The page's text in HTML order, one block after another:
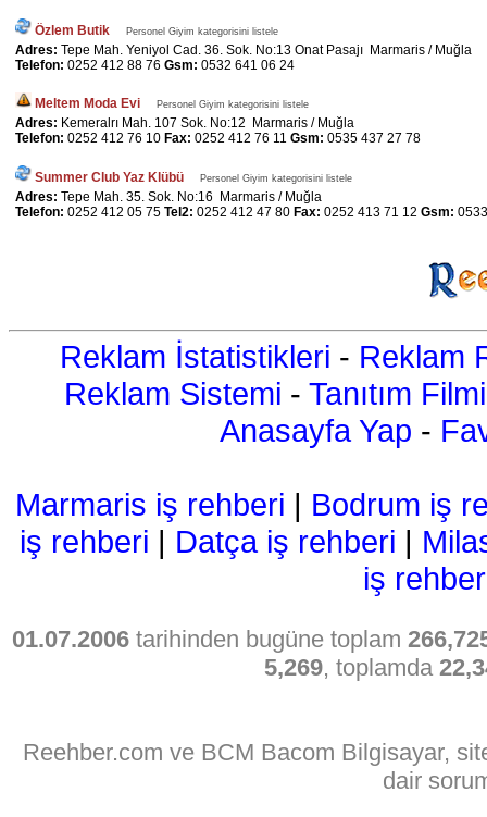
Özlem Butik Personel Giyim kategorisini listele
Adres: Tepe Mah. Yeniyol Cad. 36. Sok. No:13 Onat Pasajı Marmaris / Muğla
Telefon: 0252 412 88 76 Gsm: 0532 641 06 24
Meltem Moda Evi Personel Giyim kategorisini listele
Adres: Kemeralrı Mah. 107 Sok. No:12 Marmaris / Muğla
Telefon: 0252 412 76 10 Fax: 0252 412 76 11 Gsm: 0535 437 27 78
Summer Club Yaz Klübü Personel Giyim kategorisini listele
Adres: Tepe Mah. 35. Sok. No:16 Marmaris / Muğla
Telefon: 0252 412 05 75 Tel2: 0252 412 47 80 Fax: 0252 413 71 12 Gsm:
Reklam İstatistikleri - Reklam
Reklam Sistemi - Tanıtım Filmi
Anasayfa Yap -
Marmaris iş rehberi | Bodrum iş
iş rehberi | Datça iş rehberi |
iş
01.07.2006 tarihinden bugüne toplam
5,269, toplamda
Reehber.com ve BCM Bacom Bilgisayar,
dair